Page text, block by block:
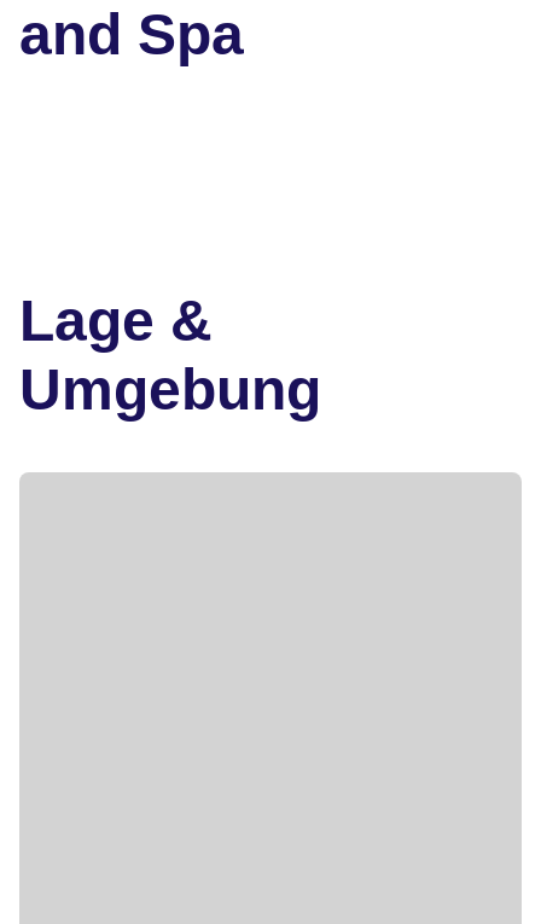
and Spa
Lage &
Umgebung